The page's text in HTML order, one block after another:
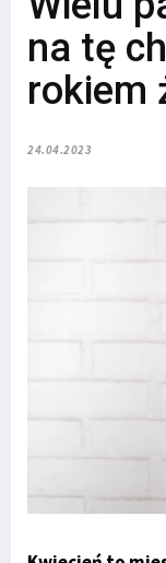
na tę
rokiem
24.04.2023